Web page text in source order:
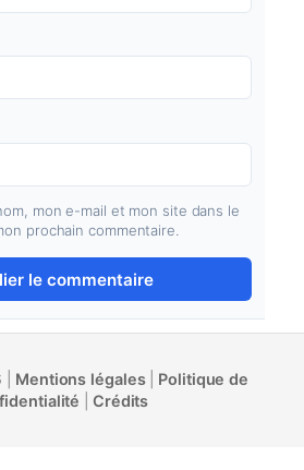
mon e-mail et mon site dans le
prochain commentaire.
Mentions légales| Politique de
Crédits